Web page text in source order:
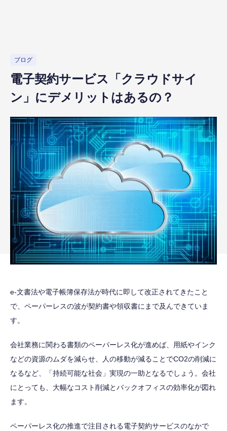
ブログ
電子契約サービス「クラウドサイ
ン」にデメリットはあるの？
e-文書法や電子帳簿保存法が時代に即して改正されてきたこと
で、ペーパーレスの波が契約書や領収書にまで及んできていま
す。
会社業務に関わる書類のペーパーレス化が進めば、用紙やインク
などの資源のムダを減らせ、人の移動が減ることでCO2の削減に
なるなど、「持続可能な社会」実現の一助となるでしょう。会社
にとっても、大幅なコスト削減とバックオフィスの効率化が図れ
ます。
ペーパーレス化の推進で注目される電子契約サービスのなかで